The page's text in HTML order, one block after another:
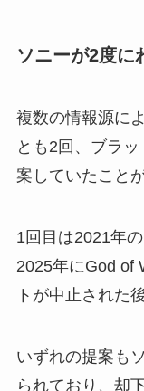
ソニーが2度に
複数の情報源に
とも2回、ブラ
案していたこと
1回目は2021年
2025年にGod of
トが中止された
いずれの提案も
られており、却